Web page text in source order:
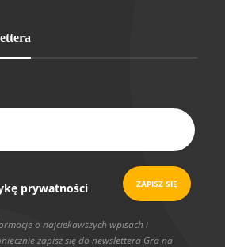
prywatności
o najciekawszych wpisach i
zapisz się do newslettera Gra na